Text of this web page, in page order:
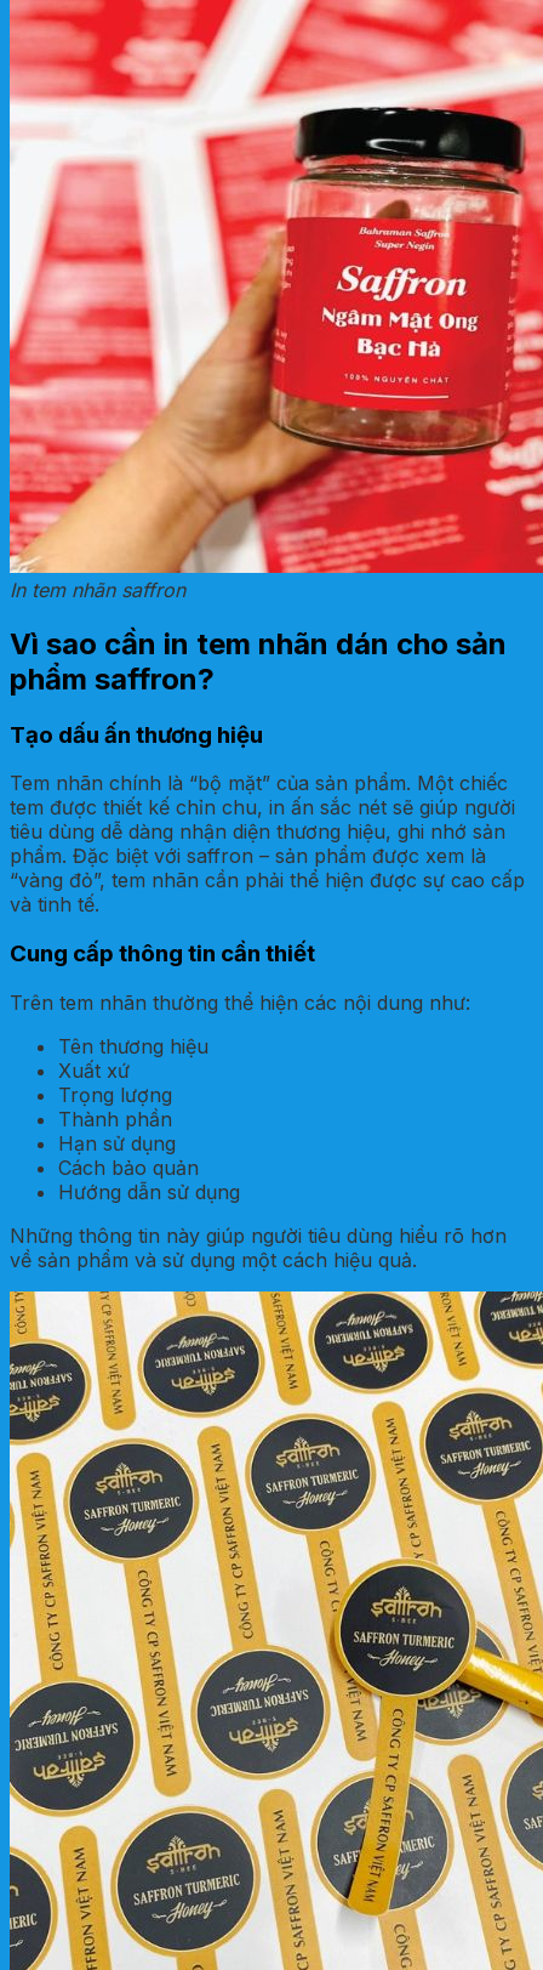
In tem nhãn saffron
Vì sao cần in tem nhãn dán cho sản
phẩm saffron?
Tạo dấu ấn thương hiệu
Tem nhãn chính là “bộ mặt” của sản phẩm. Một chiếc
tem được thiết kế chỉn chu, in ấn sắc nét sẽ giúp người
tiêu dùng dễ dàng nhận diện thương hiệu, ghi nhớ sản
phẩm. Đặc biệt với saffron – sản phẩm được xem là
“vàng đỏ”, tem nhãn cần phải thể hiện được sự cao cấp
và tinh tế.
Cung cấp thông tin cần thiết
Trên tem nhãn thường thể hiện các nội dung như:
Tên thương hiệu
Xuất xứ
Trọng lượng
Thành phần
Hạn sử dụng
Cách bảo quản
Hướng dẫn sử dụng
Những thông tin này giúp người tiêu dùng hiểu rõ hơn
về sản phẩm và sử dụng một cách hiệu quả.